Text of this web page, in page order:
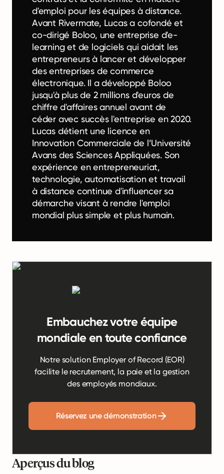
d'emploi pour les équipes à distance.
Avant Rivermate, Lucas a cofondé et
co-dirigé Boloo, une entreprise d'e-
learning et de logiciels qui aidait les
entrepreneurs à lancer et développer
des entreprises de commerce
électronique. Il a développé Boloo
jusqu'à plus de 2 millions d'euros de
chiffre d'affaires annuel avant de
céder avec succès l'entreprise en 2020.
Lucas détient une licence en
Innovation Commerciale de l’Université
Avans des Sciences Appliquées. Son
expérience en entrepreneuriat,
technologie, automatisation et travail
à distance continue d'influencer sa
démarche visant à rendre l'emploi
mondial plus simple et plus humain.
Embauchez votre équipe
mondiale en toute confiance
Notre solution Employer of Record (EOR)
facilite le recrutement, la paie et la gestion
des employés mondiaux.
Réservez une démonstration
Aperçus du blog